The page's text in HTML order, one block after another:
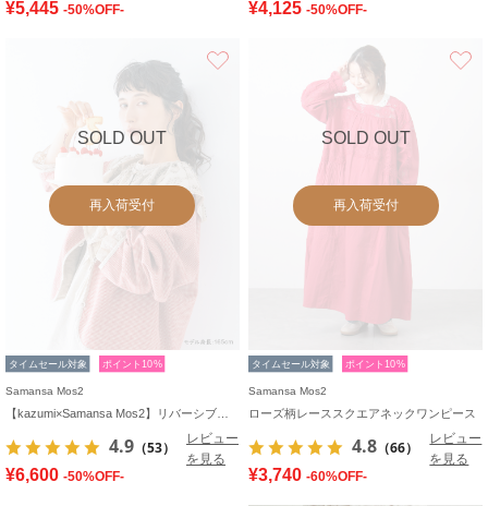
¥5,445 -50%OFF-
¥4,125 -50%OFF-
SOLD OUT
再入荷受付
タイムセール対象 ポイント10%
Samansa Mos2
4.9 （53）
レビュー
を見る
¥6,600 -50%OFF-
SOLD OUT
再入荷受付
タイムセール対象 ポイント10%
Samansa Mos2
ローズ柄レーススクエアネックワンピース
4.8 （66）
レビュー
を見る
¥3,740 -60%OFF-